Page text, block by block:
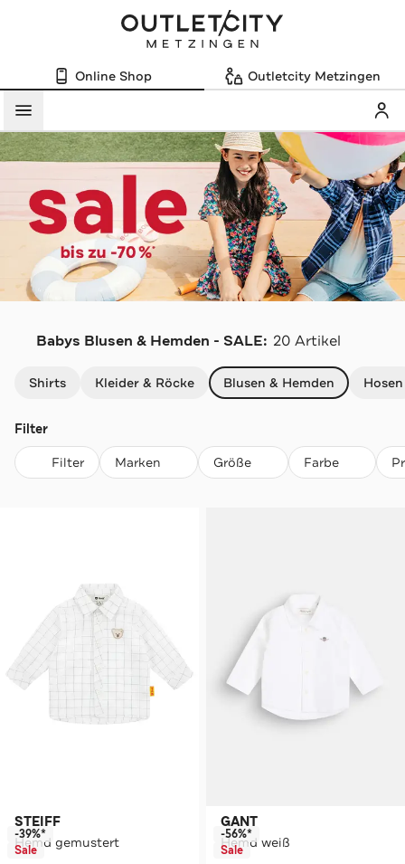
Online Shop Outletcity Metzingen
Menü
Babys Blusen & Hemden - SALE: 20 Artikel
Shirts Kleider & Röcke Blusen & Hemden Hosen
Filter
Filter Marken Größe Farbe
STEIFF
Hemd gemustert
-39%*
Sale
GANT
Hemd weiß
-56%*
Sale